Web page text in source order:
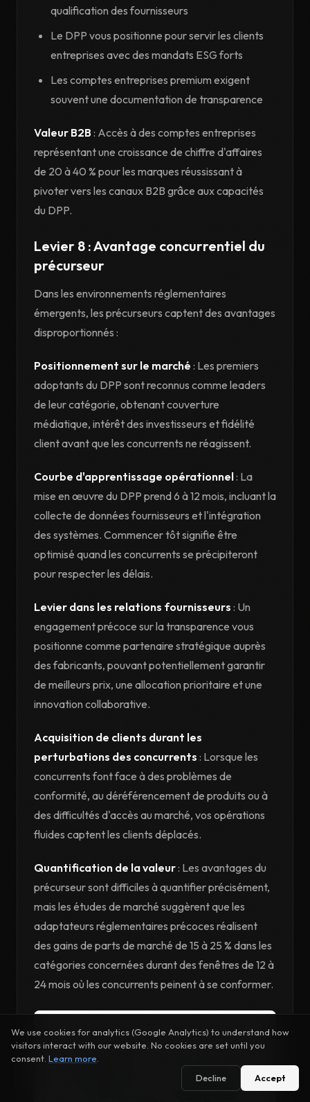
qualification des fournisseurs
Le DPP vous positionne pour servir les clients
entreprises avec des mandats ESG forts
Les comptes entreprises premium exigent
souvent une documentation de transparence
Valeur B2B : Accès à des comptes entreprises
représentant une croissance de chiffre d'affaires
de 20 à 40 % pour les marques réussissant à
pivoter vers les canaux B2B grâce aux capacités
du DPP.
Levier 8 : Avantage concurrentiel du
précurseur
Dans les environnements réglementaires
émergents, les précurseurs captent des avantages
disproportionnés :
Positionnement sur le marché : Les premiers
adoptants du DPP sont reconnus comme leaders
de leur catégorie, obtenant couverture
médiatique, intérêt des investisseurs et fidélité
client avant que les concurrents ne réagissent.
Courbe d'apprentissage opérationnel: La
mise en œuvre du DPP prend 6 à 12 mois, incluant la
collecte de données fournisseurs et l'intégration
des systèmes. Commencer tôt signifie être
optimisé quand les concurrents se précipiteront
pour respecter les délais.
Levier dans les relations fournisseurs : Un
engagement précoce sur la transparence vous
positionne comme partenaire stratégique auprès
des fabricants, pouvant potentiellement garantir
de meilleurs prix, une allocation prioritaire et une
innovation collaborative.
Acquisition de clients durant les
perturbations des concurrents : Lorsque les
concurrents font face à des problèmes de
conformité, au déréférencement de produits ou à
des difficultés d'accès au marché, vos opérations
fluides captent les clients déplacés.
Quantification de la valeur: Les avantages du
précurseur sont difficiles à quantifier précisément,
mais les études de marché suggèrent que les
adaptateurs réglementaires précoces réalisent
des gains de parts de marché de 15 à 25 % dans les
catégories concernées durant des fenêtres de 12 à
24 mois où les concurrents peinent à se conformer.
We use cookies for analytics (Google Analytics) to understand how
visitors interact with our website. No cookies are set until you
consent. Learn more
Decline
Accept